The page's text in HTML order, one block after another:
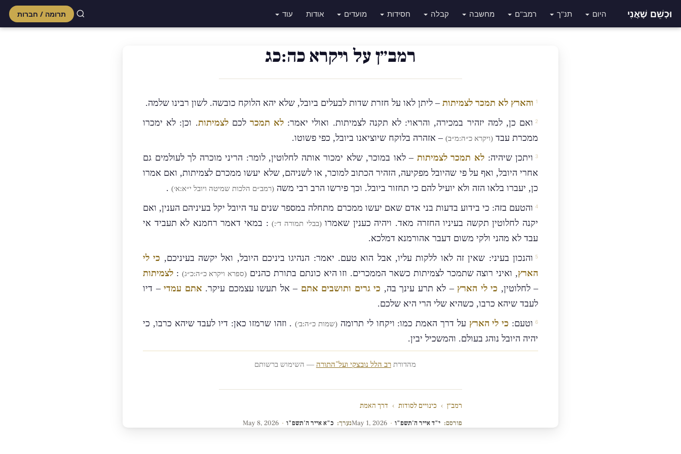
וּכְשֵׁם שֶׁאֲנִי היום תנ"ך רמב"ם מחשבה קבלה חסידות מועדים אודות עוד תרומה / חברות
רמב״ן על ויקרא כה:כג
והארץ לא תמכר לצמיתות– ליתן לאו על חזרת שדות לבעלים ביובל, שלא יהא הלוקח כובשה. לשון רבינו שלמה.
ואם כן, למה יזהיר במכירה, והראוי: לא תקנה לצמיתות. ואולי יאמר: לא תמכר לכםלצמיתות. וכן: לא ימכרו
ממכרת עבד (ויקרא כ״ה:מ״ב) – אזהרה בלוקח שיוציאנו ביובל, כפי פשוטו.
ויתכן שיהיה: לא תמכר לצמיתות – לאו במוכר, שלא ימכור אותה לחלוטין, לומר: הריני מוכרה לך לעולמים גם
אחרי היובל, ואף על פי שהיובל מפקיעה, הזהיר הכתוב למוכר, או לשניהם, שלא יעשו ממכרם לצמיתות, ואם אמרו
כן, יעברו בלאו הזה ולא יועיל להם כי תחזור ביובל. וכך פירשו הרב רבי משה (רמב״ם הלכות שמיטה ויובל י״א:א׳) .
והטעם בזה: כי בידוע בדעות בני אדם שאם יעשו ממכרם מתחלה במספר שנים עד היובל יקל בעיניהם הענין, ואם
יקנה לחלוטין תקשה בעיניו החזרה מאד. ויהיה כענין שאמרו(בבלי תמורה ד׳:): במאי דאמר רחמנא לא תעביד אי
עבד לא מהני ולקי משום דעבר אהורמנא דמלכא.
והנכון בעיני: שאין זה לאו ללקות עליו, אבל הוא טעם. יאמר: הנהיגו ביניכם היובל, ואל יקשה בעיניכם, כי לי
הארץ, ואיני רוצה שתמכר לצמיתות כשאר הממכרים. וזו היא כונתם בתורת כהנים (ספרא ויקרא כ״ה:כ״ג) : לצמיתות
– לחלוטין, כי לי הארץ – לא תרע עינך בה, כי גרים ותושבים אתם – אל תעשו עצמכם עיקר. אתם עמדי – דיו
לעבד שיהא כרבו, כשהיא שלי הרי היא שלכם.
וטעם: כי לי הארץ על דרך האמת כמו: ויקחו לי תרומה (שמות כ״ה:ב׳). וזהו שרמזו כאן: דיו לעבד שיהא כרבו, כי
יהיה היובל נוהג בעולם. והמשכיל יבין.
מהדורתרב הלל נובצקי ועל־התורה — השימוש ברשותם
רמב״ן › כינויים לסודות › דרך האמת
פורסם: י"ד אייר ה'תשפ"ו ·
May 1, 2026נערך: כ"א אייר ה'תשפ"ו ·
May 8, 2026